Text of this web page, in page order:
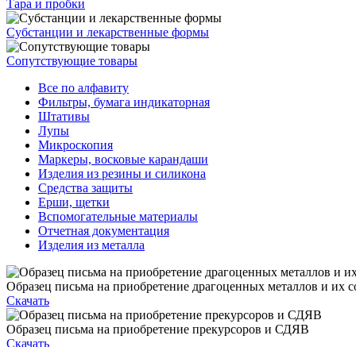
Тара и пробки
Субстанции и лекарственные формы
Сопутствующие товары
Все по алфавиту
Фильтры, бумага индикаторная
Штативы
Лупы
Микроскопия
Маркеры, восковые карандаши
Изделия из резины и силикона
Средства защиты
Ерши, щетки
Вспомогательные материалы
Отчетная документация
Изделия из металла
Образец письма на приобретение драгоценных металлов и их
Скачать
Образец письма на приобретение прекурсоров и СДЯВ
Скачать